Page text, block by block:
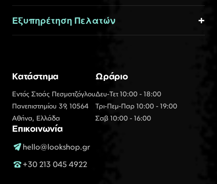
Εξυπηρέτηση Πελατών
Κατάστημα
Εντός Στοάς Πεσματζόγλου
Πανεπιστημίου 39, 10564
Αθήνα, Ελλάδα
Ωράριο
Δευ-Τετ 10:00 - 18:00
Τρι-Πεμ-Παρ 10:00 - 19:00
Σαβ 10:00 - 16:00
Επικοινωνία
hello@lookshop.gr
+30 213 045 4922